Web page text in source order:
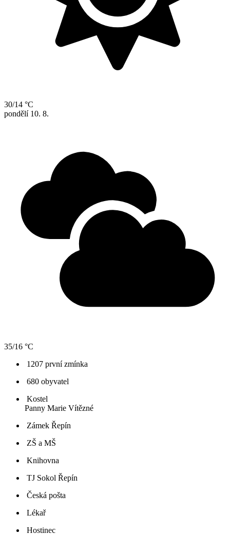
30/14 °C
pondělí 10. 8.
35/16 °C
1207 první zmínka
680 obyvatel
Kostel
Panny Marie Vítězné
Zámek Řepín
ZŠ a MŠ
Knihovna
TJ Sokol Řepín
Česká pošta
Lékař
Hostinec